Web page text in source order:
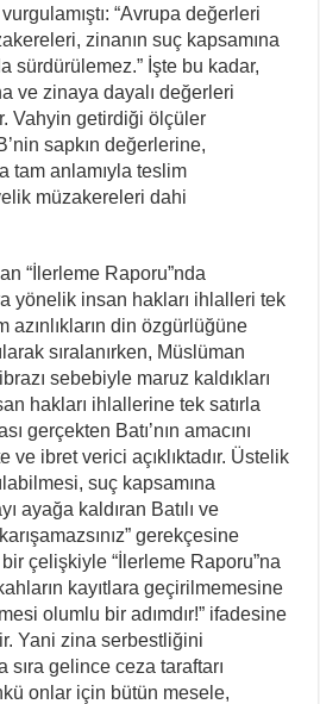
“Avrupa değerleri
zinanın suç kapsamına
sürdürülemez.” İşte bu kadar,
ve zinaya dayalı değerleri
Vahyin getirdiği ölçüler
sapkın değerlerine,
tam anlamıyla teslim
müzakereleri dahi
“İlerleme Raporu”nda
yönelik insan hakları ihlalleri tek
azınlıkların din özgürlüğüne
sıralanırken, Müslüman
sebebiyle maruz kaldıkları
hakları ihlallerine tek satırla
gerçekten Batı’nın amacını
ve ibret verici açıklıktadır. Üstelik
suç kapsamına
ayağa kaldıran Batılı ve
gerekçesine
bir çelişkiyle “İlerleme Raporu”na
kayıtlara geçirilmemesine
olumlu bir adımdır!” ifadesine
Yani zina serbestliğini
gelince ceza taraftarı
onlar için bütün mesele,